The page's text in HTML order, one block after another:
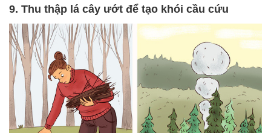
9. Thu thập lá cây ướt để tạo khói cầu cứu